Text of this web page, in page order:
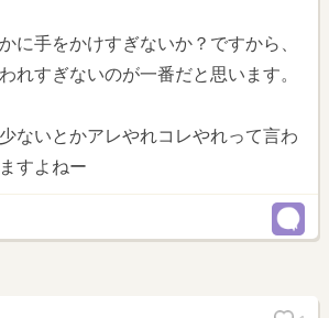
に手をかけすぎないか？ですから、
れすぎないのが一番だと思います。
ないとかアレやれコレやれって言わ
すよねー